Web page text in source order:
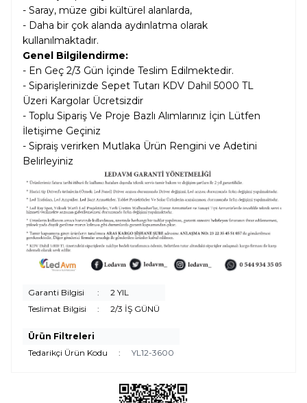
- Saray, müze gibi kültürel alanlarda,
- Daha bir çok alanda aydınlatma olarak
kullanılmaktadır.
Genel Bilgilendirme:
- En Geç 2/3 Gün İçinde Teslim Edilmektedir.
- Siparişlerinizde Sepet Tutarı KDV Dahil 5000 TL
Üzeri Kargolar Ücretsizdir
- Toplu Sipariş Ve Proje Bazlı Alımlarınız İçin Lütfen
İletişime Geçiniz
- Sipraiş verirken Mutlaka Ürün Rengini ve Adetini
Belirleyiniz
Garanti Bilgisi :
2 YIL
Teslimat Bilgisi
: 2/3 İŞ GÜNÜ
Ürün Filtreleri
Tedarikçi Ürün Kodu
: YL12-3600